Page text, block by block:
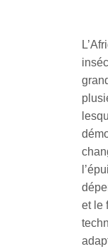
et le